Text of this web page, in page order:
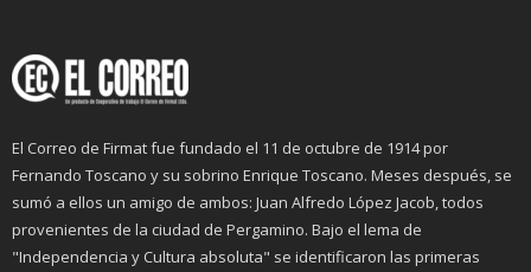
El Correo de Firmat fue fundado el 11 de octubre de 1914 por
Fernando Toscano y su sobrino Enrique Toscano. Meses después, se
sumó a ellos un amigo de ambos: Juan Alfredo López Jacob, todos
provenientes de la ciudad de Pergamino. Bajo el lema de
"Independencia y Cultura absoluta" se identificaron las primeras